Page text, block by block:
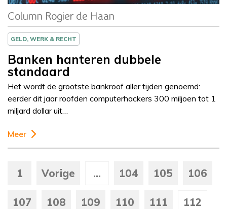
Column Rogier de Haan
GELD, WERK & RECHT
Banken hanteren dubbele
standaard
Het wordt de grootste bankroof aller tijden genoemd:
eerder dit jaar roofden computerhackers 300 miljoen tot 1
miljard dollar uit…
Meer
1 Vorige ... 104 105 106
107 108 109 110 111 112